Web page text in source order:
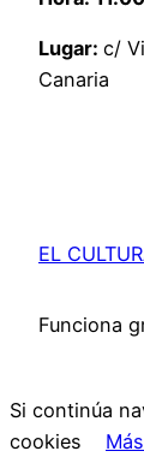
Lugar: c/
Canaria
EL
Funciona
Si continúa
cookies